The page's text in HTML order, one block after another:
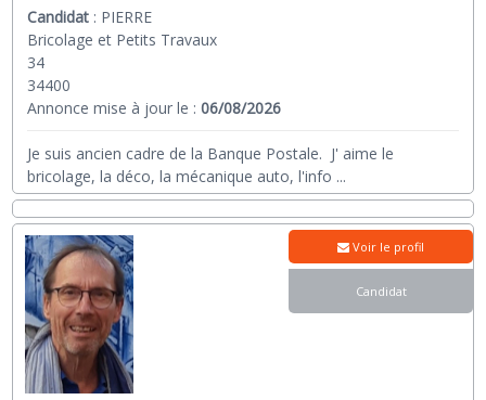
Candidat : PIERRE
Bricolage et Petits Travaux
34
34400
Annonce mise à jour le :06/08/2026
Je suis ancien cadre de la Banque Postale. J' aime le
bricolage, la déco, la mécanique auto, l'info ...
Voir le profil
Candidat